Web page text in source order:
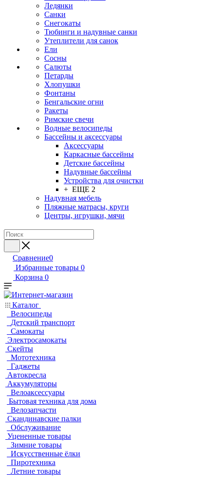
Ледянки
Санки
Снегокаты
Тюбинги и надувные санки
Утеплители для санок
Ели
Сосны
Салюты
Петарды
Хлопушки
Фонтаны
Бенгальские огни
Ракеты
Римские свечи
Водные велосипеды
Бассейны и аксессуары
Аксессуары
Каркасные бассейны
Детские бассейны
Надувные бассейны
Устройства для очистки
+ ЕЩЕ 2
Надувная мебель
Пляжные матрасы, круги
Центры, игрушки, мячи
Сравнение0
Избранные товары 0
Корзина 0
Каталог
Велосипеды
Детский транспорт
Самокаты
Электросамокаты
Скейты
Мототехника
Гаджеты
Автокресла
Аккумуляторы
Велоаксессуары
Бытовая техника для дома
Велозапчасти
Скандинавские палки
Обслуживание
Уцененные товары
Зимние товары
Искусственные ёлки
Пиротехника
Летние товары